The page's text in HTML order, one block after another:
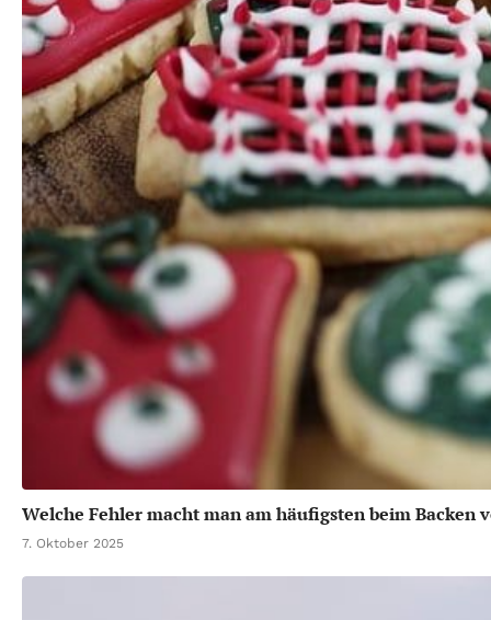
Welche Fehler macht man am häufigsten beim Backen
7. Oktober 2025